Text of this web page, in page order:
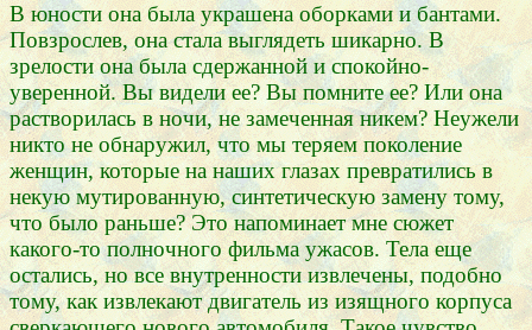
В юности она была украшена оборками и бантами.
Повзрослев, она стала выглядеть шикарно. В
зрелости она была сдержанной и спокойно-
уверенной. Вы видели ее? Вы помните ее? Или она
растворилась в ночи, не замеченная никем? Неужели
никто не обнаружил, что мы теряем поколение
женщин, которые на наших глазах превратились в
некую мутированную, синтетическую замену тому,
что было раньше? Это напоминает мне сюжет
какого-то полночного фильма ужасов. Тела еще
остались, но все внутренности извлечены, подобно
тому, как извлекают двигатель из изящного корпуса